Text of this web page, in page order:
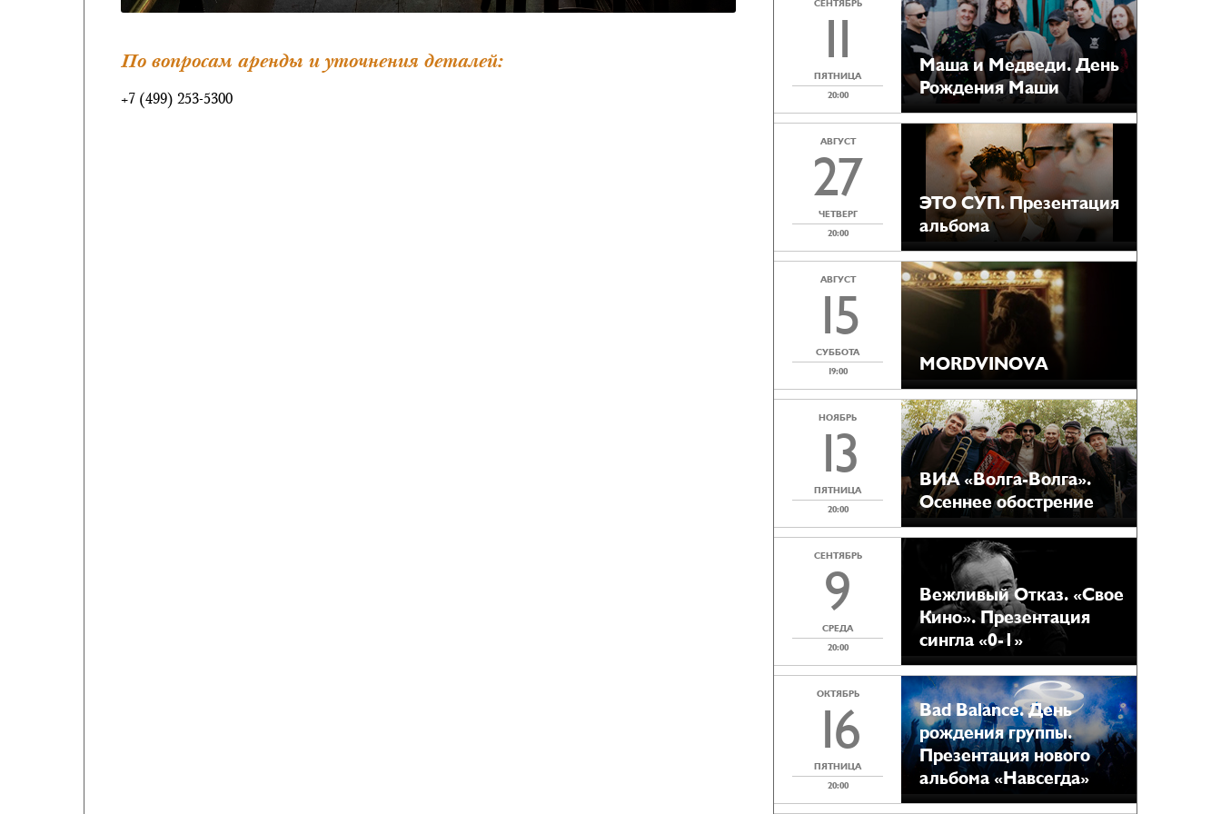
По вопросам аренды и уточнения деталей:
+7 (499) 253-5300
СЕНТЯБРЬ
11
ПЯТНИЦА
20:00
Маша и Медведи. День
Рождения Маши
АВГУСТ
27
ЧЕТВЕРГ
20:00
ЭТО СУП. Презентация
альбома
АВГУСТ
15
СУББОТА
19:00
MORDVINOVA
НОЯБРЬ
13
ПЯТНИЦА
20:00
ВИА «Волга-Волга».
Осеннее обострение
СЕНТЯБРЬ
9
СРЕДА
20:00
Вежливый Отказ. «Свое
Кино». Презентация
сингла «0-1»
ОКТЯБРЬ
16
ПЯТНИЦА
20:00
Bad Balance. День
рождения группы.
Презентация нового
альбома «Навсегда»